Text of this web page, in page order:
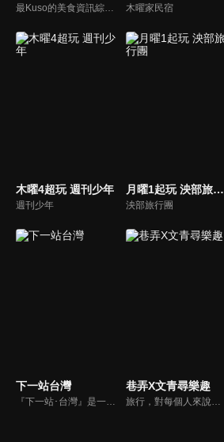
最Kuso的美食資訊綜藝節目！由美食小姐姐李懿+鬍鬚仔，推薦網路熱搜的美食小吃，不管是早餐、中餐、晚餐、宵夜，還是甜點、冰品、下午茶，用吃吃喝喝的方式，帶你找回看電視的純粹享受。 木曜家民宿
木曜4超玩 週刊少年
週刊少年
月曜1起玩 泱部旅行團
泱部旅行團
下一站台灣
『下一站･台灣』是一個以旅行台灣為主的旅遊節目。內容是以外國人的角度深入的了解台灣，而每一集的節目內容也和以往的旅遊節目有所區隔，是以主題式旅遊為節目主軸，例如：「溫泉之旅」、「鐵道漫遊」、「台灣老味道」等。主持人吳鳳還會以用「單口相聲」來做註解，成為「下一站･台灣」的節目特色。
巷弄X文青尋樂趣
旅行，對每個人來說，有不一樣的意義。近年「文化創意產業」興起，使文創成為顯學；與傳統的消費風格相比， 文創消費更強調的是個人風格與品味，旅遊的本質就是生活與文化，有別於傳統旅遊，融入文化元素的「文創旅行」，更能以創新、精緻的玩法，帶領大家體驗不同的生活方式。